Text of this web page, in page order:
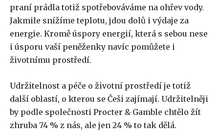
praní prádla totiž spotřebováváme na ohřev vody.
Jakmile snížíme teplotu, jdou dolů i výdaje za
energie. Kromě úspory energií, která s sebou nese
i úsporu vaší peněženky navíc pomůžete i
životnímu prostředí.
Udržitelnost a péče o životní prostředí je totiž
další oblastí, o kterou se Češi zajímají. Udržitelněji
by podle společnosti Procter & Gamble chtělo žít
zhruba 74 % z nás, ale jen 24 % to tak dělá.